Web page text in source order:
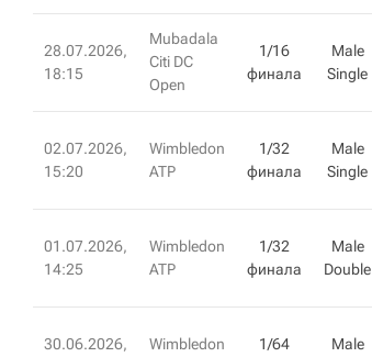
28.07.2026,
18:15
Mubadala
Citi DC
Open
1/16
финала
Male
Single
02.07.2026,
15:20
Wimbledon
ATP
1/32
финала
Male
Single
01.07.2026,
14:25
Wimbledon
ATP
1/32
финала
Male
Double
30.06.2026,
Wimbledon
1/64
Male